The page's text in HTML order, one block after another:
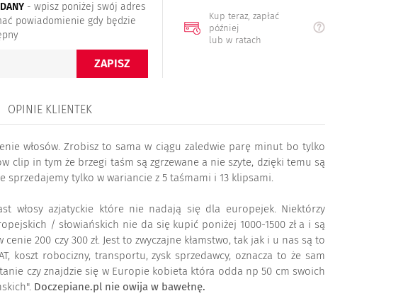
- wpisz poniżej swój adres
powiadomienie gdy będzie
ZAPISZ
Kup teraz, zapłać
później
lub w ratach
OPINIE KLIENTEK
włosów. Zrobisz to sama w ciągu zaledwie parę minut bo tylko
clip in tym że brzegi taśm są zgrzewane a nie szyte, dzięki temu są
sprzedajemy tylko w wariancie z 5 taśmami i 13 klipsami.
włosy azjatyckie które nie nadają się dla europejek. Niektórzy
/ słowiańskich nie da się kupić poniżej 1000-1500 zł a i są
200 czy 300 zł. Jest to zwyczajne kłamstwo, tak jak i u nas są to
koszt robocizny, transportu, zysk sprzedawcy, oznacza to że sam
czy znajdzie się w Europie kobieta która odda np 50 cm swoich
Doczepiane.pl nie owija w bawełnę.